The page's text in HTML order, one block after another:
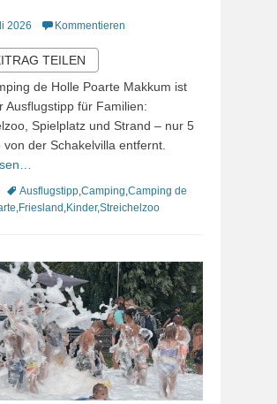
2026 Kommentieren
TEILEN
de Holle Poarte Makkum ist
Ausflugstipp für Familien:
Spielplatz und Strand – nur 5
von der Schakelvilla entfernt.
Schlagworte
Ausflugstipp Camping Camping de
Friesland Kinder,Streichelzoo